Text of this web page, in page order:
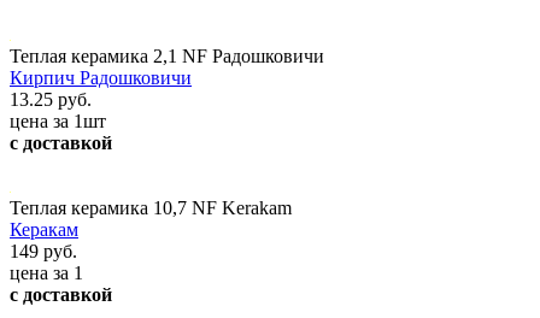
Теплая керамика 2,1 NF Радошковичи
Кирпич Радошковичи
13.25 руб.
цена за 1шт
с доставкой
Теплая керамика 10,7 NF Kerakam
Керакам
149 руб.
цена за 1
с доставкой